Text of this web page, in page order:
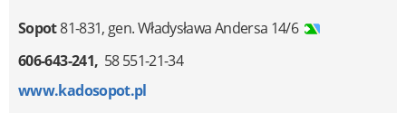
Sopot81-831, gen. Władysława Andersa 14/6
606-643-241 58 551-21-34
www.kadosopot.pl